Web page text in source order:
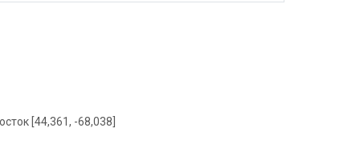
[44,361, -68,038]